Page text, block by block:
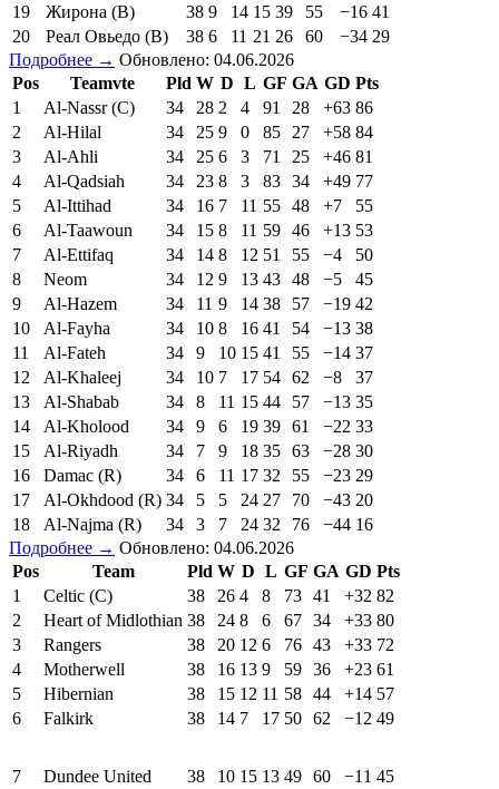
19 Жирона (В) 38 9 14 15 39 55 −16 41
20
Реал Овьедо (В) 38 6 11 21 26 60 −34 29
Подробнее → Обновлено: 04.06.2026
Pos
Teamvte Pld W D L GF GA GD Pts
1
Al-Nassr (C) 34 28 2 4 91 28 +63 86
2
Al-Hilal 34 25 9 0 85 27 +58 84
3
Al-Ahli 34 25 6 3 71 25 +46 81
4
Al-Qadsiah 34 23 8 3 83 34 +49 77
5
Al-Ittihad 34 16 7 11 55 48 +7
55
6
Al-Taawoun 34 15 8 11 59 46 +13 53
7
Al-Ettifaq 34 14 8 12 51 55 −4
50
8
Neom 34 12 9 13 43 48 −5
45
9
Al-Hazem 34 11 9 14 38 57 −19 42
10
Al-Fayha 34 10 8 16 41 54 −13 38
11
Al-Fateh 34 9 10 15 41 55 −14 37
12
Al-Khaleej 34 10 7 17 54 62 −8
37
13
Al-Shabab 34 8 11 15 44 57 −13 35
14
Al-Kholood 34 9 6 19 39 61 −22 33
15
Al-Riyadh 34 7 9 18 35 63 −28 30
16
Damac (R) 34 6 11 17 32 55 −23 29
17
Al-Okhdood (R) 34 5 5 24 27 70 −43 20
18
Al-Najma (R) 34 3 7 24 32 76 −44 16
Подробнее → Обновлено: 04.06.2026
Pos
Team Pld W D L GF GA GD Pts
1
Celtic (C) 38 26 4 8 73 41 +32 82
2
Heart of Midlothian 38 24 8 6 67 34 +33 80
3
Rangers 38 20 12 6 76 43 +33 72
4
Motherwell 38 16 13 9 59 36 +23 61
5
Hibernian 38 15 12 11 58 44 +14 57
6
Falkirk 38 14 7 17 50 62 −12 49
7 Dundee United 38 10 15 13 49 60 −11 45